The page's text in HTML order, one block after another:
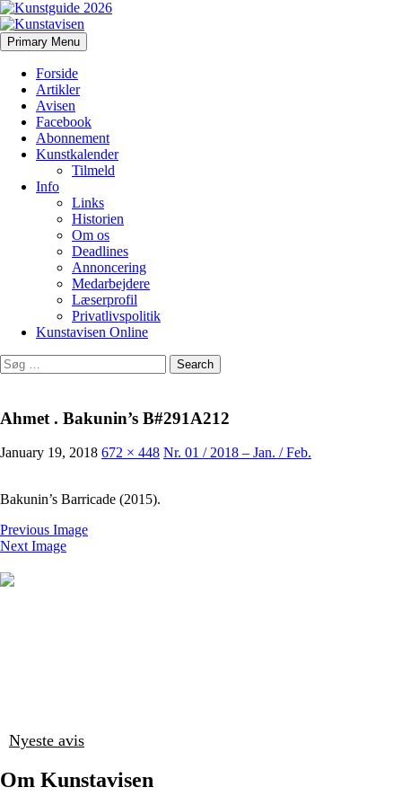
Kunstavisen
Search
Primary Menu Skip
to
Forside
Artikler
Avisen
Facebook
Abonnement
Kunstkalender
Tilmeld
Info
Links
Historien
Om os
Deadlines
Annoncering
Medarbejdere
Læserprofil
Privatlivspolitik
Kunstavisen Online
Search
for:
Ahmet . Bakunin’s B#291A212
January 19, 2018 672 × 448 Nr. 01 / 2018 – Jan. / Feb.
Bakunin’s Barricade (2015).
Previous Image
Next Image
Nyeste avis
Om Kunstavisen